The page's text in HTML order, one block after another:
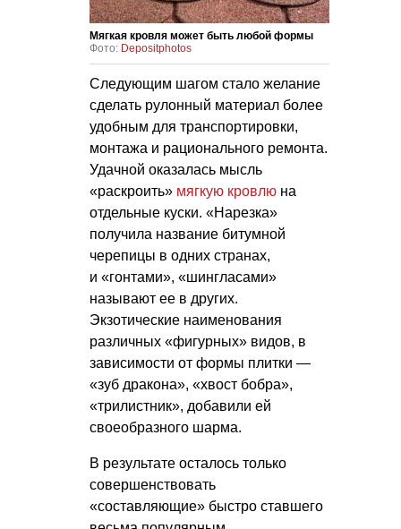
Мягкая кровля может быть любой формы
Фото: Depositphotos
Следующим шагом стало желание
сделать рулонный материал более
удобным для транспортировки,
монтажа и рационального ремонта.
Удачной оказалась мысль
«раскроить» мягкую кровлю на
отдельные куски. «Нарезка»
получила название битумной
черепицы в одних странах,
и «гонтами», «шингласами»
называют ее в других.
Экзотические наименования
различных «фигурных» видов, в
зависимости от формы плитки —
«зуб дракона», «хвост бобра»,
«трилистник», добавили ей
своеобразного шарма.
В результате осталось только
совершенствовать
«составляющие» быстро ставшего